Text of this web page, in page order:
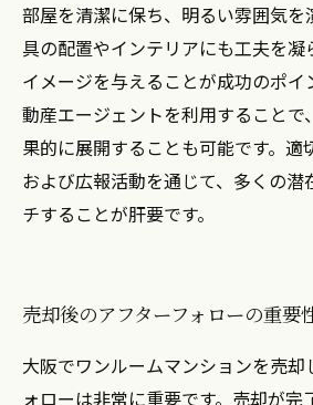
部屋を清潔に保ち、明るい雰囲気を
具の配置やインテリアにも工夫を
イメージを与えることが成功のポイ
動産エージェントを利用することで
果的に展開することも可能です。適
および広報活動を通じて、多くの潜
チすることが肝要です。
売却後のアフターフォローの重要
大阪でワンルームマンションを売却
ォローは非常に重要です。売却が完